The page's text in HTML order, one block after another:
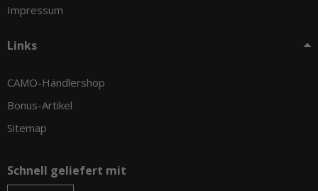
Impressum
Links
CAMO-Händlershop
Bonus-Artikel
Sitemap
Schnell geliefert mit